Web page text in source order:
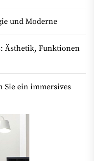
und Moderne
Ästhetik, Funktionen
Sie ein immersives